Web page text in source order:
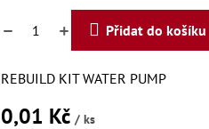
0,01 Kč / ks
Přidat do košíku
REBUILD KIT WATER PUMP